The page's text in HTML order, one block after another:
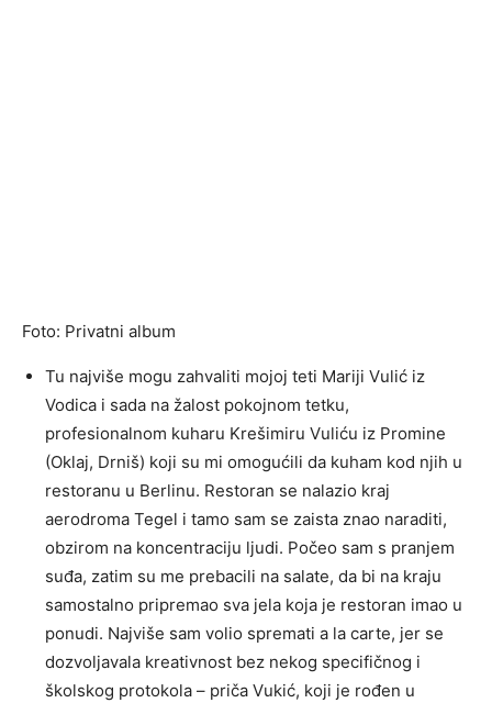
Foto: Privatni album
Tu najviše mogu zahvaliti mojoj teti Mariji Vulić iz
Vodica i sada na žalost pokojnom tetku,
profesionalnom kuharu Krešimiru Vuliću iz Promine
(Oklaj, Drniš) koji su mi omogućili da kuham kod njih u
restoranu u Berlinu. Restoran se nalazio kraj
aerodroma Tegel i tamo sam se zaista znao naraditi,
obzirom na koncentraciju ljudi. Počeo sam s pranjem
suđa, zatim su me prebacili na salate, da bi na kraju
samostalno pripremao sva jela koja je restoran imao u
ponudi. Najviše sam volio spremati a la carte, jer se
dozvoljavala kreativnost bez nekog specifičnog i
školskog protokola – priča Vukić, koji je rođen u